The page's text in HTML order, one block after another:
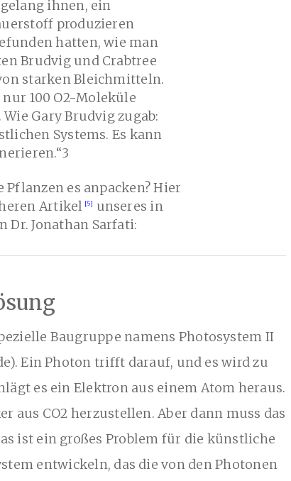
ihnen, ein
produzieren
hatten, wie man
Brudvig und Crabtree
starken Bleichmitteln.
100 O2-Moleküle
Gary Brudvig zugab:
Systems. Es kann
es anpacken? Hier
Artikel
unseres in
Jonathan Sarfati:
Baugruppe namens Photosystem II
Ein Photon trifft darauf, und es wird zu
es ein Elektron aus einem Atom heraus.
aus CO2 herzustellen. Aber dann muss das
ist ein großes Problem für die künstliche
entwickeln, das die von den Photonen